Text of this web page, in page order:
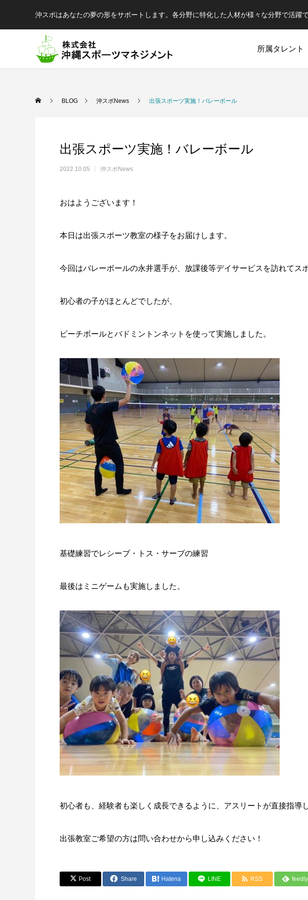
沖スポはあなたの夢の形をサポートします。各分野に特化した人材が様々な分野で活躍
所属タレント
BLOG 沖スポNews 出張スポーツ実施！バレーボール
出張スポーツ実施！バレーボール
2022.10.05 沖スポNews
おはようございます！
本日は出張スポーツ教室の様子をお届けします。
今回はバレーボールの永井選手が、放課後等デイサービスを訪れてス
初心者の子がほとんどでしたが、
ビーチボールとバドミントンネットを使って実施しました。
基礎練習でレシーブ・トス・サーブの練習
最後はミニゲームも実施しました。
初心者も、経験者も楽しく成長できるように、アスリートが直接指導
出張教室ご希望の方は問い合わせから申し込みください！
Post Share Hatena LINE RSS feedly